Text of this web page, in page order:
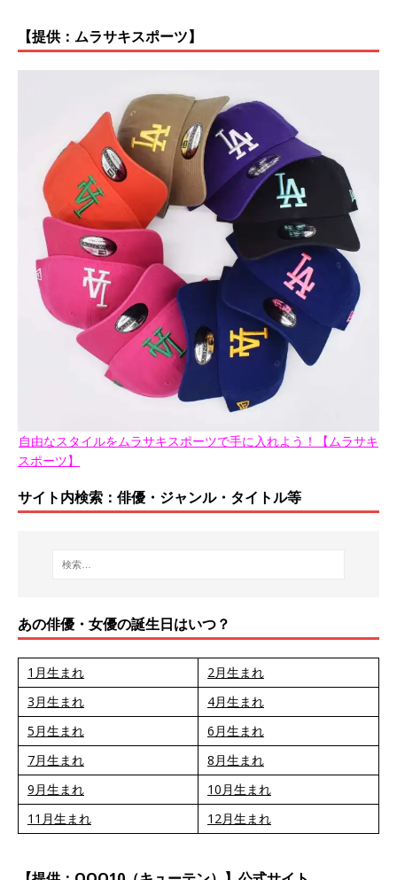
【提供：ムラサキスポーツ】
自由なスタイルをムラサキスポーツで手に入れよう！【ムラサキ
スポーツ】
サイト内検索：俳優・ジャンル・タイトル等
あの俳優・女優の誕生日はいつ？
1月生まれ
2月生まれ
3月生まれ
4月生まれ
5月生まれ
6月生まれ
7月生まれ
8月生まれ
9月生まれ
10月生まれ
11月生まれ
12月生まれ